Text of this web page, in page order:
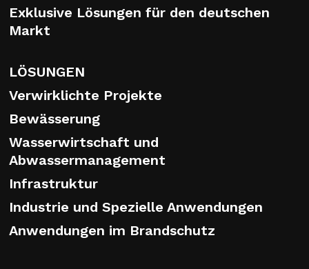
Exklusive Lösungen für den deutschen
Markt
LÖSUNGEN
Verwirklichte Projekte
Bewässerung
Wasserwirtschaft und
Abwassermanagement
Infrastruktur
Industrie und Spezielle Anwendungen
Anwendungen im Brandschutz